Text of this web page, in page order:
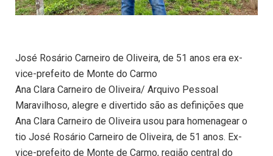
José Rosário Carneiro de Oliveira, de 51 anos era ex-
vice-prefeito de Monte do Carmo
Ana Clara Carneiro de Oliveira/ Arquivo Pessoal
Maravilhoso, alegre e divertido são as definições que
Ana Clara Carneiro de Oliveira usou para homenagear o
tio José Rosário Carneiro de Oliveira, de 51 anos. Ex-
vice-prefeito de Monte de Carmo, região central do